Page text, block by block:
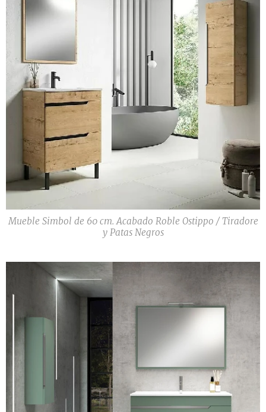
Mueble Simbol de 60 cm. Acabado Roble Ostippo / Tiradore
y Patas Negros